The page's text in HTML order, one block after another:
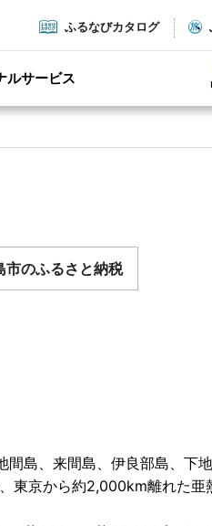
ふるなびカタログ
ルサービス
市のふるさと納税
島、来間島、伊良部島、下
東京から約2,000km離れた亜